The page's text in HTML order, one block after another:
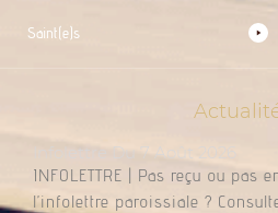
Saint(e)s
Infolettre Du 7 Août 2026
INFOLETTRE | Pas reçu ou pas
l’infolettre paroissiale ?